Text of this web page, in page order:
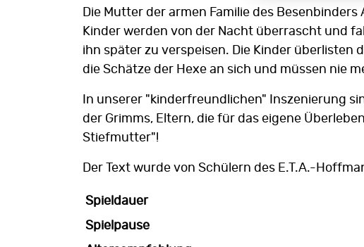
Die Mutter der armen Familie des
Kinder werden von der Nacht überrascht und
ihn später zu verspeisen. Die Kinder überlisten
die Schätze der Hexe an sich und müssen nie
In unserer "kinderfreundlichen" Inszenierung
der Grimms, Eltern, die für das eigene
Stiefmutter"!
Der Text wurde von Schülern des E.T.A.-
Spieldauer
Spielpause